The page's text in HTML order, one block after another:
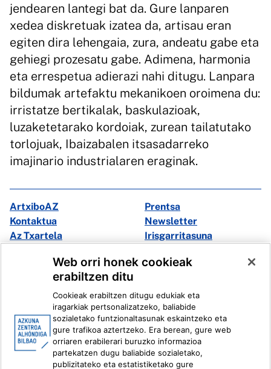
jendearen lantegi bat da. Gure lanparen
xedea diskretuak izatea da, artisau eran
egiten dira lehengaia, zura, andeatu gabe eta
gehiegi prozesatu gabe. Adimena, harmonia
eta errespetua adierazi nahi ditugu. Lanpara
bildumak artefaktu mekanikoen oroimena du:
irristatze bertikalak, baskulazioak,
luzaketetarako kordoiak, zurean tailatutako
torlojuak, Ibaizabalen itsasadarreko
imajinario industrialaren eraginak.
ArtxiboAZ
Prentsa
Kontaktua
Newsletter
Az Txartela
Irisgarritasuna
Instagram
Youtube
Linkedin
Ivoox
Lege informazioa Barneko Informazio Sistema
Web orri honek cookieak
erabiltzen ditu
Cookieak erabiltzen ditugu edukiak eta
iragarkiak pertsonalizatzeko, baliabide
sozialetako funtzionaltasunak eskaintzeko eta
gure trafikoa aztertzeko. Era berean, gure web
orriaren erabilerari buruzko informazioa
partekatzen dugu baliabide sozialetako,
publizitateko eta estatistiketako gure